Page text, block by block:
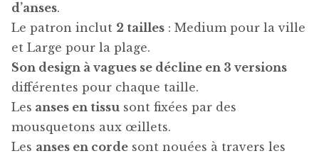
d’anses.
Le patron inclut 2 tailles : Medium pour la ville
et Large pour la plage.
Son design à vagues se décline en 3 versions
différentes pour chaque taille.
Les anses en tissu sont fixées par des
mousquetons aux œillets.
Les anses en corde sont nouées à travers les